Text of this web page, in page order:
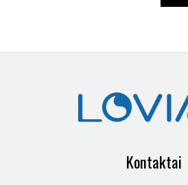
Kontaktai